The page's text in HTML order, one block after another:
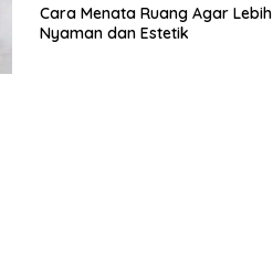
Cara Menata Ruang Agar Lebih
Nyaman dan Estetik